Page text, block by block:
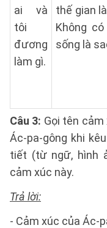
ai và
tôi
đương
làm gì.
thế gian
Không
sống là
Câu 3: Gọi tên
Ác-pa-gông khi
tiết (từ ngữ, hình
cảm xúc này.
Trả lời:
- Cảm xúc của Ác-